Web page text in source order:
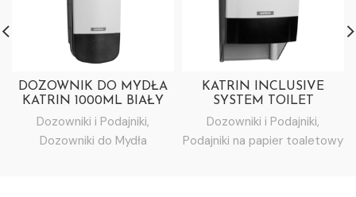
DOZOWNIK DO MYDŁA
KATRIN 1000ML BIAŁY
Dozowniki i Podajniki,
Dozowniki do Mydła
KATRIN INCLUSIVE
SYSTEM TOILET
DISPENSER- BIAŁY
Dozowniki i Podajniki,
Podajniki na papier toaletowy